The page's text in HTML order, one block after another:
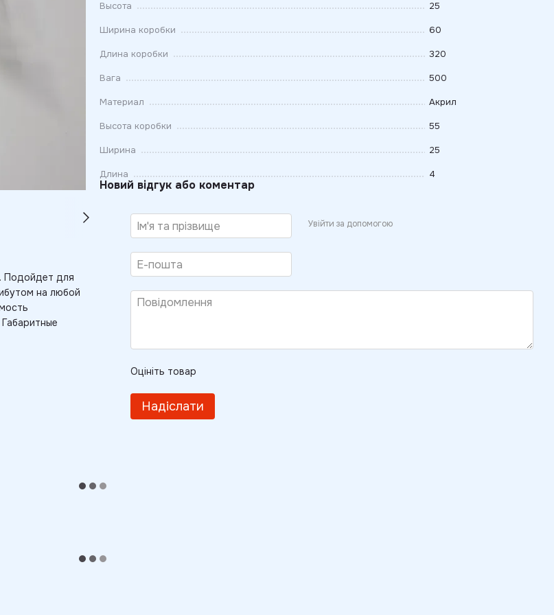
Подойдет для
на любой
Высота 25
Ширина коробки 60
Длина коробки 320
Вага 500
Материал Акрил
Высота коробки 55
Ширина 25
Длина 4
Новий відгук або коментар
Увійти за допомогою
Оцініть товар
Надіслати